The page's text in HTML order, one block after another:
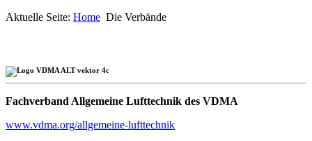
Aktuelle Seite: Home Die Verbände
Fachverband Allgemeine Lufttechnik des VDMA
www.vdma.org/allgemeine-lufttechnik